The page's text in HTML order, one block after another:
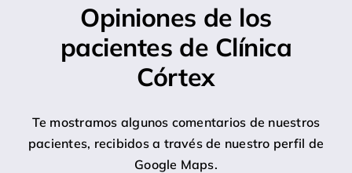
Opiniones de los
pacientes de Clínica
Córtex
Te mostramos algunos comentarios de nuestros
pacientes, recibidos a través de nuestro perfil de
Google Maps.